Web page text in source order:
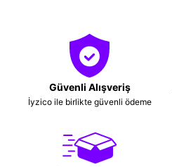
Güvenli Alışveriş
İyzico ile birlikte güvenli ödeme